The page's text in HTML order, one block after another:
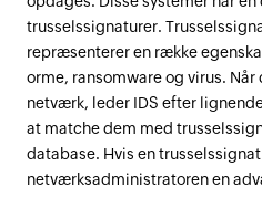
trusselssignaturer.
repræsenterer en række
orme, ransomware og virus.
netværk, leder IDS efter
at matche dem med
database. Hvis en
netværksadministratoren en